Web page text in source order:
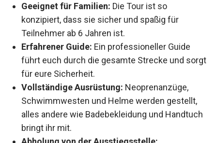
Geeignet für Familien: Die Tour ist so
konzipiert, dass sie sicher und spaßig für
Teilnehmer ab 6 Jahren ist.
Erfahrener Guide:Ein professioneller Guide
führt euch durch die gesamte Strecke und
sorgt für eure Sicherheit.
Vollständige Ausrüstung:
Neoprenanzüge,
Schwimmwesten und Helme werden gestellt,
alles andere wie Badebekleidung und
Handtuch bringt ihr mit.